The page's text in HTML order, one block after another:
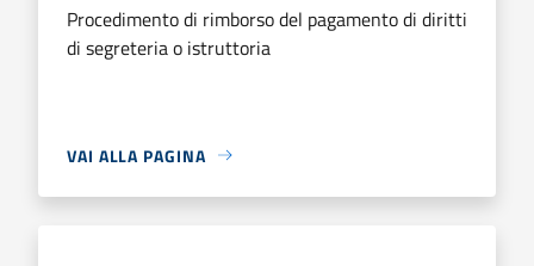
Procedimento di rimborso del pagamento di diritti
di segreteria o istruttoria
VAI ALLA PAGINA